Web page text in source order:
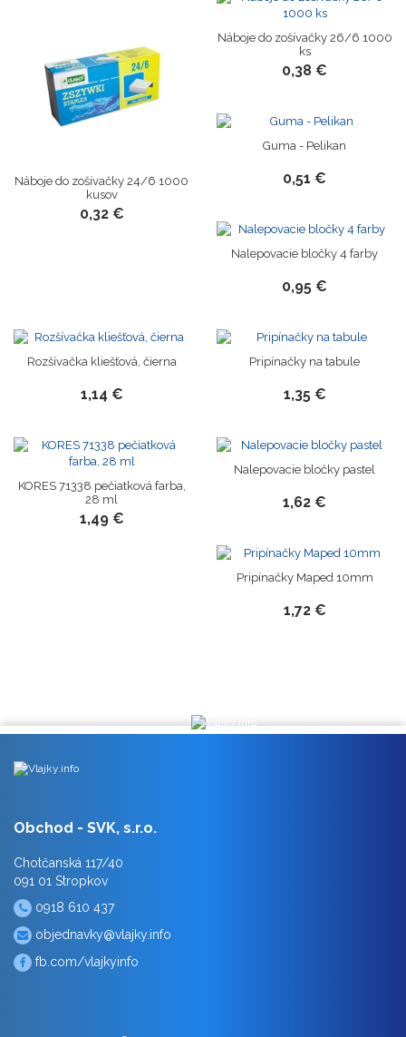
Náboje do zošívačky 24/6 1000
kusov
0,32 €
Náboje do zošívačky 26/6 1000
ks
0,38 €
Guma - Pelikan
0,51 €
Nalepovacie bločky 4 farby
0,95 €
Rozšívačka kliešťová, čierna
1,14 €
Pripínačky na tabule
1,35 €
KORES 71338 pečiatková farba,
28 ml
1,49 €
Nalepovacie bločky pastel
1,62 €
Pripínačky Maped 10mm
1,72 €
Obchod - SVK, s.r.o.
Chotčanská 117/40
091 01 Stropkov
0918 610 437
objednavky@vlajky.info
fb.com/vlajkyinfo